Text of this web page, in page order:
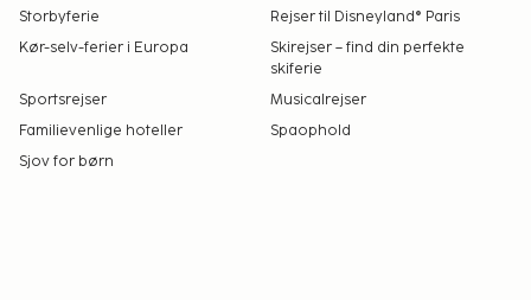
Storbyferie
Rejser til Disneyland® Paris
Kør-selv-ferier i Europa
Skirejser – find din perfekte
skiferie
Sportsrejser
Musicalrejser
Familievenlige hoteller
Spaophold
Sjov for børn